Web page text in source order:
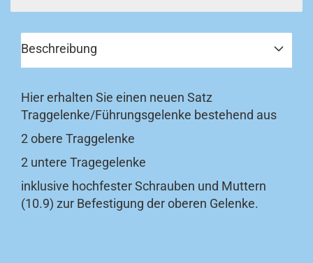
Beschreibung
Hier erhalten Sie einen neuen Satz
Traggelenke/Führungsgelenke bestehend aus
2 obere Traggelenke
2 untere Tragegelenke
inklusive hochfester Schrauben und Muttern
(10.9) zur Befestigung der oberen Gelenke.